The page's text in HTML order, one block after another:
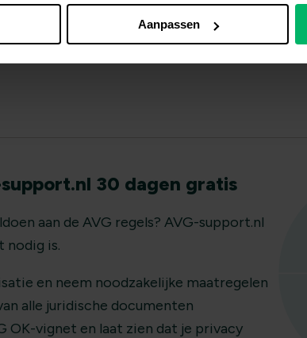
Aanpassen
organisaties die hun basis niet op orde
30 dagen gratis
aan de AVG regels? AVG-support.nl
nodig is.
en neem noodzakelijke maatregelen
alle juridische documenten
OK-vignet en laat zien dat je privacy